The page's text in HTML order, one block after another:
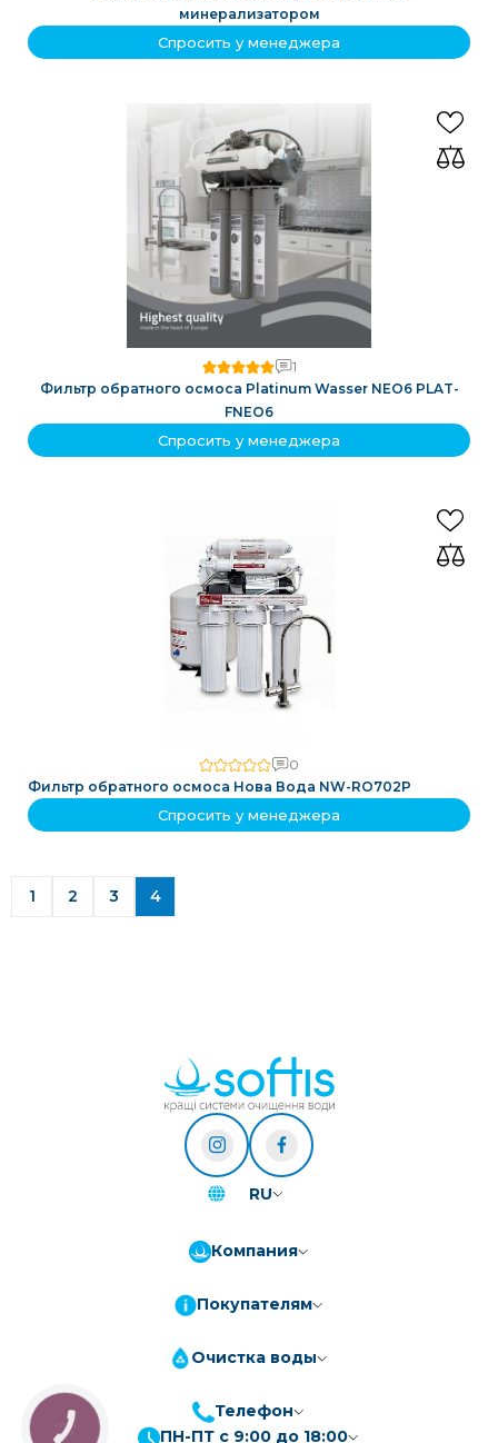
минерализатором
Спросить у менеджера
1
Фильтр обратного осмоса Platinum Wasser NEO6 PLAT-
FNEO6
Спросить у менеджера
0
Фильтр обратного осмоса Нова Вода NW-RO702P
Спросить у менеджера
1 2 3 4
RU
Компания
Покупателям
Очистка воды
Телефон
ПН-ПТ с 9:00 до 18:00
КНОПКА
ЗВ'ЯЗКУ